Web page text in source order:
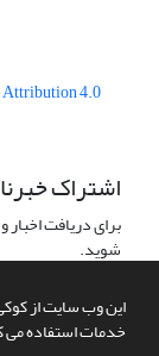
این وب سایت از کوکی
خدمات استفاده می
4.0
اشتراک
برای دریافت
شوید.